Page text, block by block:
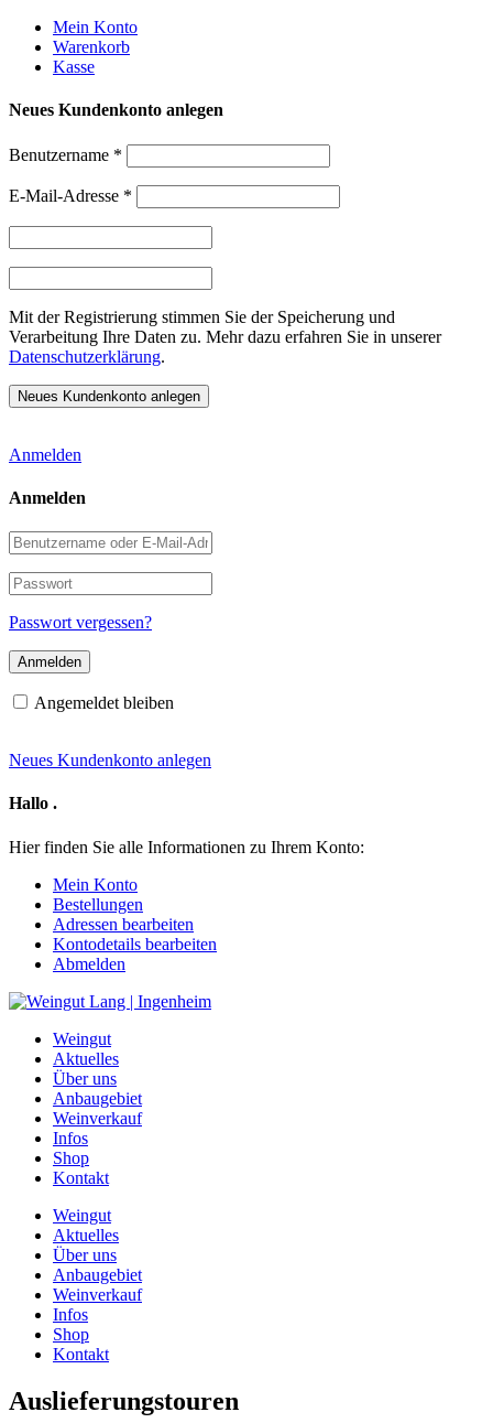
Weiter
zum
Inhalt
Mein Konto
Warenkorb
Kasse
Neues Kundenkonto anlegen
Benutzername *
E-Mail-Adresse *
Mit der Registrierung stimmen Sie der Speicherung und
Verarbeitung Ihre Daten zu. Mehr dazu erfahren Sie in unserer
Datenschutzerklärung.
Anmelden
Anmelden
Benutzername
oder
E-
Mail-
Adresse
Passwort
Passwort vergessen?
Angemeldet bleiben
Neues Kundenkonto anlegen
Hallo .
Hier finden Sie alle Informationen zu Ihrem Konto:
Mein Konto
Bestellungen
Adressen bearbeiten
Kontodetails bearbeiten
Abmelden
Weingut
Aktuelles
Über uns
Anbaugebiet
Weinverkauf
Infos
Shop
Kontakt
Weingut
Aktuelles
Über uns
Anbaugebiet
Weinverkauf
Infos
Shop
Kontakt
Auslieferungstouren